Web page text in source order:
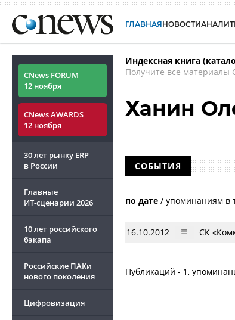
ГЛАВНАЯНОВОСТИ
CNews FORUM
12 ноября
CNews AWARDS
12 ноября
30 лет рынку ERP
в России
Главные
ИТ-сценарии 2026
10 лет российского
бэкапа
Российские ПАКи
нового поколения
Цифровизация
Индексная книга
Получите все материалы
Ханин
СОБЫТИЯ
по дате / упоминаниям в
16.10.2012 СК
Публикаций - 1,